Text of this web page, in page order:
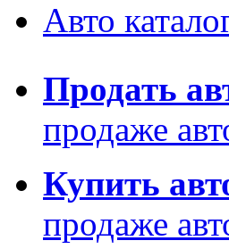
Авто
Продать
продаже
Купить
продаже